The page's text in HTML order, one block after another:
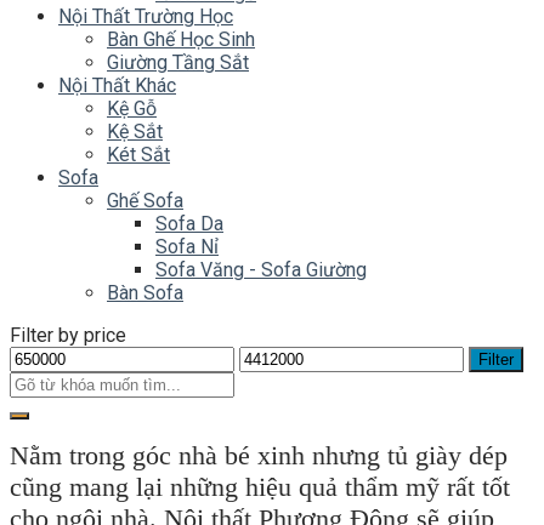
Nội Thất Trường Học
Bàn Ghế Học Sinh
Giường Tầng Sắt
Nội Thất Khác
Kệ Gỗ
Kệ Sắt
Két Sắt
Sofa
Ghế Sofa
Sofa Da
Sofa Nỉ
Sofa Văng - Sofa Giường
Bàn Sofa
Filter by price
Filter
Nằm trong góc nhà bé xinh nhưng tủ giày dép
cũng mang lại những hiệu quả thẩm mỹ rất tốt
cho ngôi nhà. Nội thất Phương Đông sẽ giúp